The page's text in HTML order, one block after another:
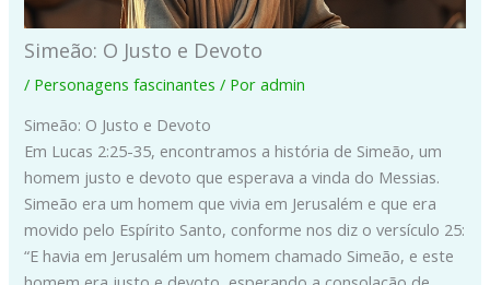
Simeão: O Justo e Devoto
/ Personagens fascinantes / Poradmin
Simeão: O Justo e Devoto
Em Lucas 2:25-35, encontramos a história de Simeão, um
homem justo e devoto que esperava a vinda do Messias.
Simeão era um homem que vivia em Jerusalém e que era
movido pelo Espírito Santo, conforme nos diz o versículo 25:
“E havia em Jerusalém um homem chamado Simeão, e este